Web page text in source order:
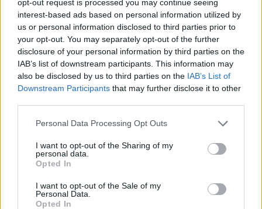
opt-out request is processed you may continue seeing
interest-based ads based on personal information utilized by
us or personal information disclosed to third parties prior to
your opt-out. You may separately opt-out of the further
disclosure of your personal information by third parties on the
IAB’s list of downstream participants. This information may
also be disclosed by us to third parties on the IAB’s List of
Downstream Participants that may further disclose it to other
Personal Data Processing Opt Outs
I want to opt-out of the Sharing of my
personal data.
Opted In
I want to opt-out of the Sale of my
Personal Data.
Opted In